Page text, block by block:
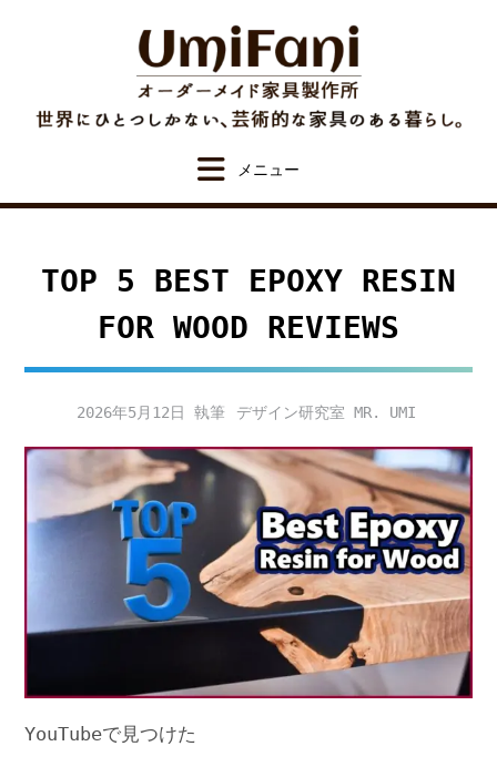
TOP 5 BEST EPOXY RESIN
FOR WOOD REVIEWS
2026年5月12日 デザイン研究室 MR. UMI
YouTubeで見つけた